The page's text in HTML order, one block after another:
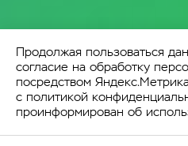
Продолжая пользоваться
согласие на обработку
посредством
с политикой
проинформирован об